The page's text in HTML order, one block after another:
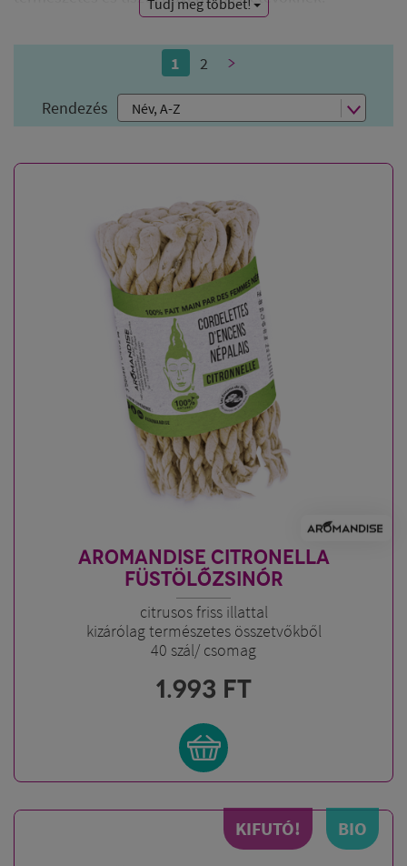
Tudj meg többet!
1 2 >
Rendezés
AROMANDISE CITRONELLA
FÜSTÖLŐZSINÓR
citrusos friss illattal
kizárólag természetes összetvőkből
40 szál/ csomag
1.993 FT
KIFUTÓ! BIO